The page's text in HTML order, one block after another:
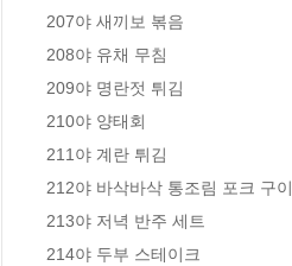
207야 새끼보 볶음
208야 유채 무침
209야 명란젓 튀김
210야 양태회
211야 계란 튀김
212야 바삭바삭 통조림 포크 구이
213야 저녁 반주 세트
214야 두부 스테이크